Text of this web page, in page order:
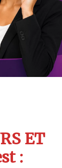
ET
: